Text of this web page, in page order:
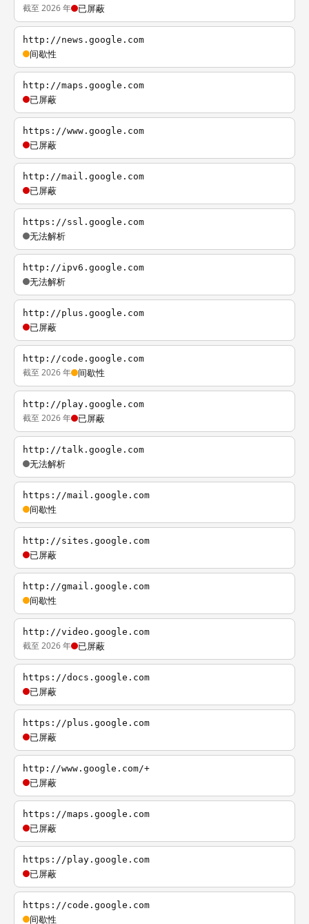
截至 2026 年 已屏蔽
http://news.google.com
间歇性
http://maps.google.com
已屏蔽
https://www.google.com
已屏蔽
http://mail.google.com
已屏蔽
https://ssl.google.com
无法解析
http://ipv6.google.com
无法解析
http://plus.google.com
已屏蔽
http://code.google.com
截至 2026 年 间歇性
http://play.google.com
截至 2026 年 已屏蔽
http://talk.google.com
无法解析
https://mail.google.com
间歇性
http://sites.google.com
已屏蔽
http://gmail.google.com
间歇性
http://video.google.com
截至 2026 年 已屏蔽
https://docs.google.com
已屏蔽
https://plus.google.com
已屏蔽
http://www.google.com/+
已屏蔽
https://maps.google.com
已屏蔽
https://play.google.com
已屏蔽
https://code.google.com
间歇性